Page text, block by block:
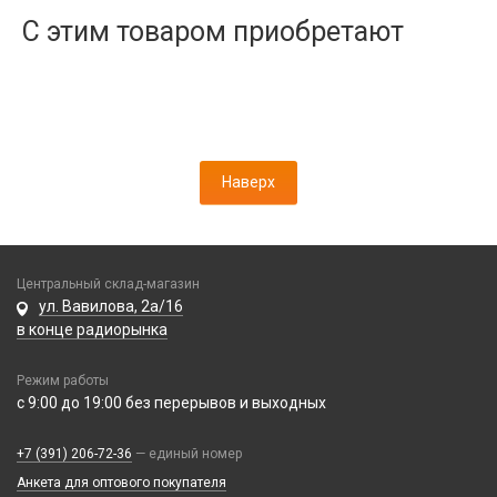
С этим товаром приобретают
Камеры
Проклейки
Шлейфы
АЗУ
АЗУ + FM-модулятор
АЗУ + кабель
Кабели
3 в 1
4 в 1
Компьютерная периферия
Аксессуары для ПК
Наверх
Центральный склад-магазин
ул. Вавилова, 2а/16
в конце радиорынка
Режим работы
с 9:00 до 19:00 без перерывов и выходных
+7 (391) 206-72-36 — единый номер
Анкета для оптового покупателя